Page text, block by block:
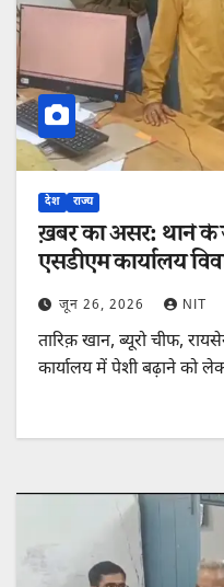
देश राज्य
ख़बर का असर: थाने के
एसडीएम कार्यालय
जून 26, 2026 NIT
तारिक़ खान, ब्यूरो चीफ,
कार्यालय में पेशी बढ़ाने को